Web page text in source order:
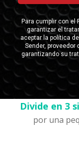
Divide en 3
por una